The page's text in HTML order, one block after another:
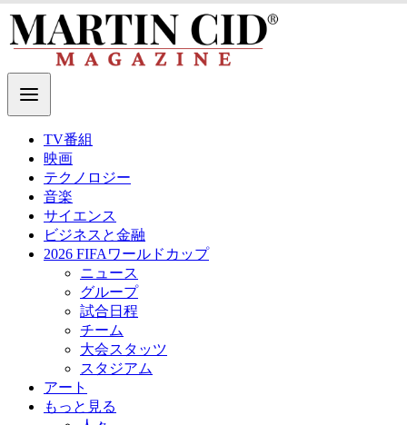
TV番組
映画
テクノロジー
音楽
サイエンス
ビジネスと金融
2026 FIFAワールドカップ
ニュース
グループ
試合日程
チーム
大会スタッツ
スタジアム
アート
もっと見る